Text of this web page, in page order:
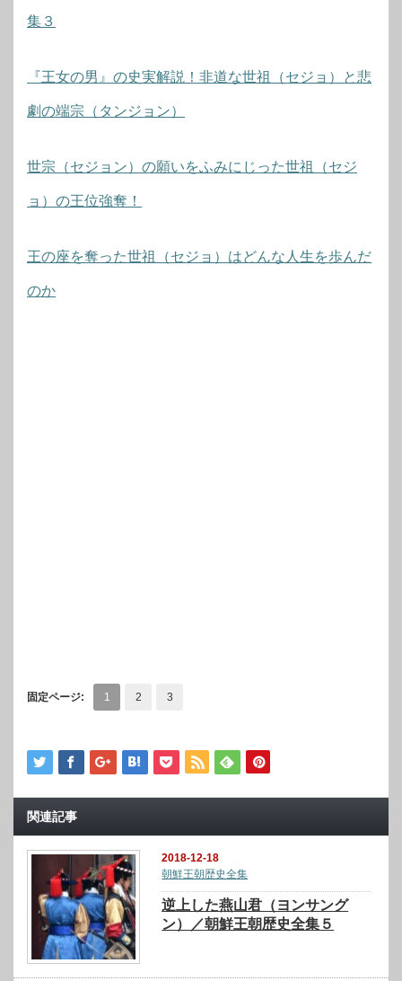
集３
『王女の男』の史実解説！非道な世祖（セジョ）と悲
劇の端宗（タンジョン）
世宗（セジョン）の願いをふみにじった世祖（セジ
ョ）の王位強奪！
王の座を奪った世祖（セジョ）はどんな人生を歩んだ
のか
固定ページ: 1 2 3
関連記事
2018-12-18
朝鮮王朝歴史全集
逆上した燕山君（ヨンサング
ン）／朝鮮王朝歴史全集５